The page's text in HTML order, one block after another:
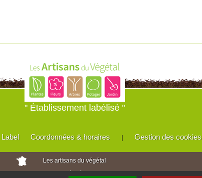
" Établissement labélisé "
Coordonnées & horaires | Gestion des cookies
Les artisans du végétal
Horticulteurs et pépinièristes de France